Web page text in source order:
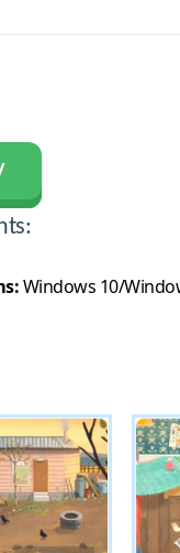
Windows 10/